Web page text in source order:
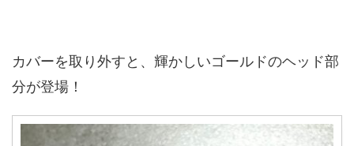
カバーを取り外すと、輝かしいゴールドのヘッド部
分が登場！